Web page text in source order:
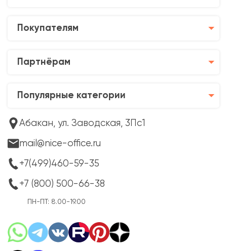
Покупателям
Партнёрам
Популярные категории
Абакан, ул. Заводская, 3Пс1
mail@nice-office.ru
+7(499)460-59-35
+7 (800) 500-66-38
ПН-ПТ: 8.00-19.00